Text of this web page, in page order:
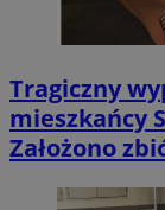
Tragiczny
mieszkańcy
Założono